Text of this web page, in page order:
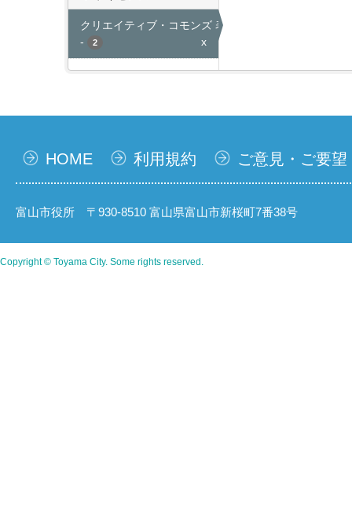
クリエイティブ・コモンズ 表示
-
2 x
HOME 利用規約 ご意見・ご要望
富山市役所 〒930-8510 富山県富山市新桜町7番38号
Copyright © Toyama City. Some rights reserved.